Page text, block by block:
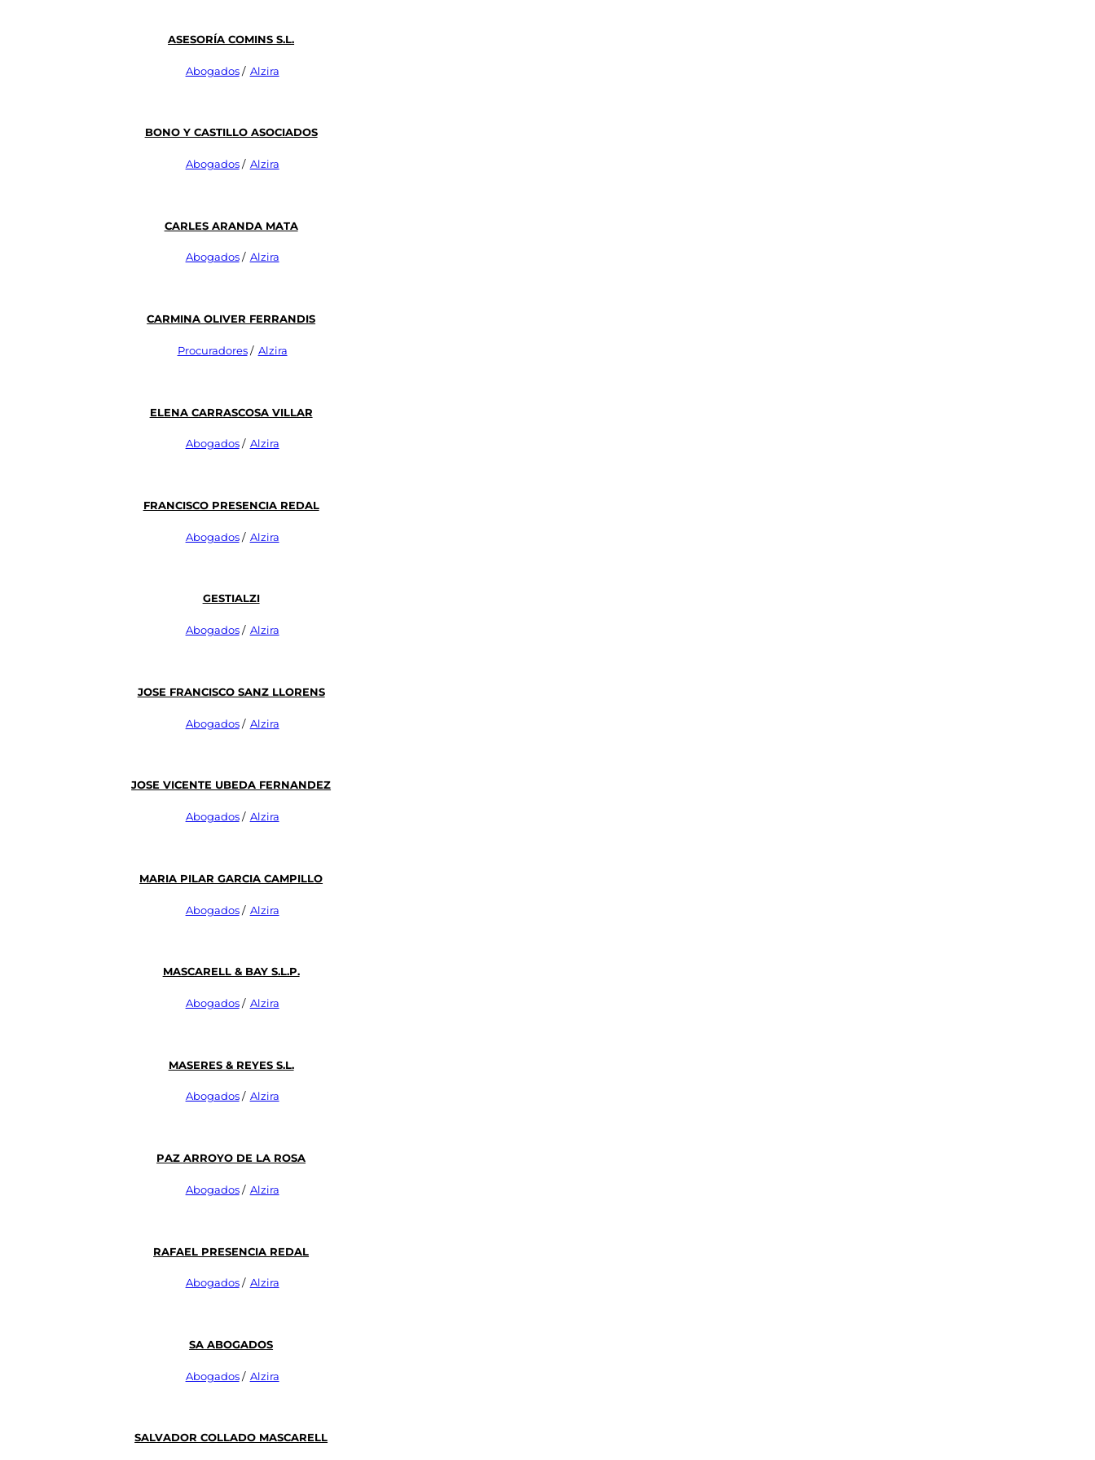
Asesoría Comins S.L.
Abogados/ Alzira
BONO Y CASTILLO ASOCIADOS
Abogados/ Alzira
Carles Aranda Mata
Abogados/ Alzira
CARMINA OLIVER FERRANDIS
Procuradores/ Alzira
Elena Carrascosa Villar
Abogados/ Alzira
Francisco Presencia Redal
Abogados/ Alzira
Gestialzi
Abogados/ Alzira
Jose Francisco Sanz Llorens
Abogados/ Alzira
JOSE VICENTE UBEDA FERNANDEZ
Abogados/ Alzira
Maria Pilar Garcia Campillo
Abogados/ Alzira
Mascarell & Bay S.L.P.
Abogados/ Alzira
MASERES & REYES S.L.
Abogados/ Alzira
Paz Arroyo De La Rosa
Abogados/ Alzira
RAFAEL PRESENCIA REDAL
Abogados/ Alzira
Sa Abogados
Abogados/ Alzira
Salvador Collado Mascarell